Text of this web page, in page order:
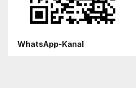
WhatsApp-Kanal